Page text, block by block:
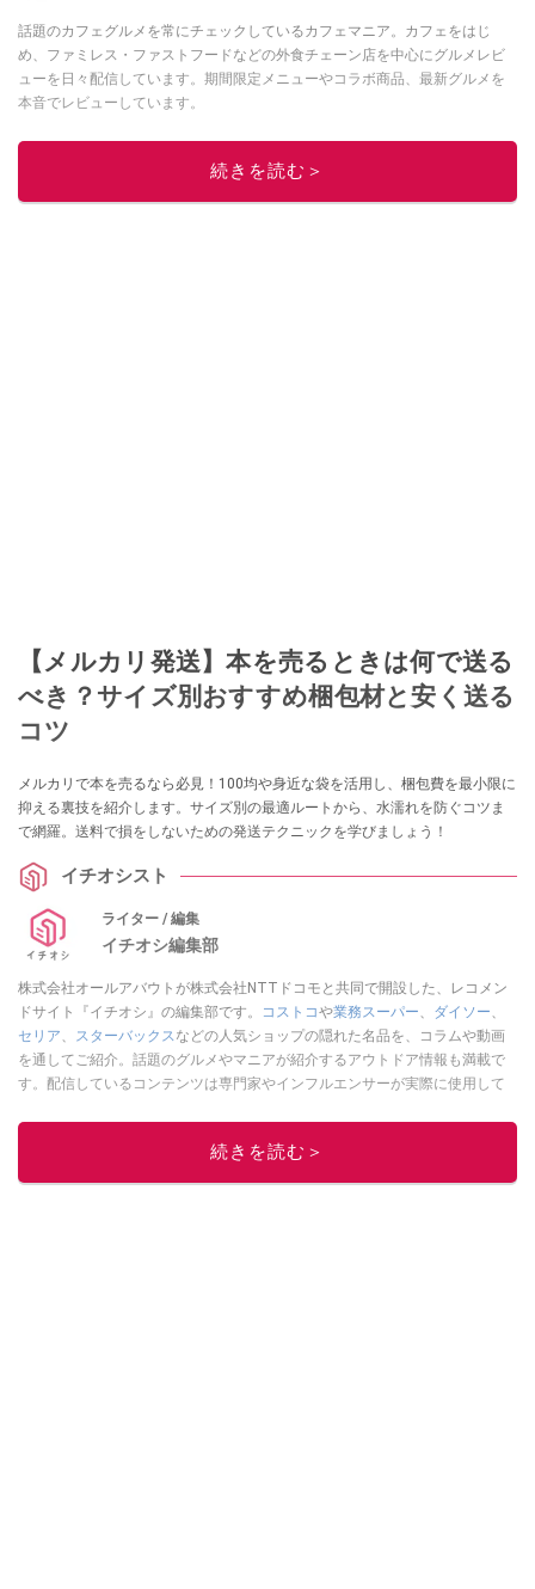
話題のカフェグルメを常にチェックしているカフェマニア。カフェをはじ
め、ファミレス・ファストフードなどの外食チェーン店を中心にグルメレビ
ューを日々配信しています。期間限定メニューやコラボ商品、最新グルメを
本音でレビューしています。
このイチオシストの他の記事を読む
続きを読む＞
【メルカリ発送】本を売るときは何で送る
べき？サイズ別おすすめ梱包材と安く送る
コツ
メルカリで本を売るなら必見！100均や身近な袋を活用し、梱包費を最小限に
抑える裏技を紹介します。サイズ別の最適ルートから、水濡れを防ぐコツま
で網羅。送料で損をしないための発送テクニックを学びましょう！
イチオシスト
ライター / 編集
イチオシ編集部
株式会社オールアバウトが株式会社NTTドコモと共同で開設した、レコメン
ドサイト『イチオシ』の編集部です。
コストコや業務スーパー、 ダイソー、
セリア、 スターバックスなどの人気ショップの隠れた名品を、コラムや動画
を通してご紹介。話題のグルメやマニアが紹介するアウトドア情報も満載で
す。配信しているコンテンツは専門家やインフルエンサーが実際に使用して
ニュースでフォロー
続きを読む＞